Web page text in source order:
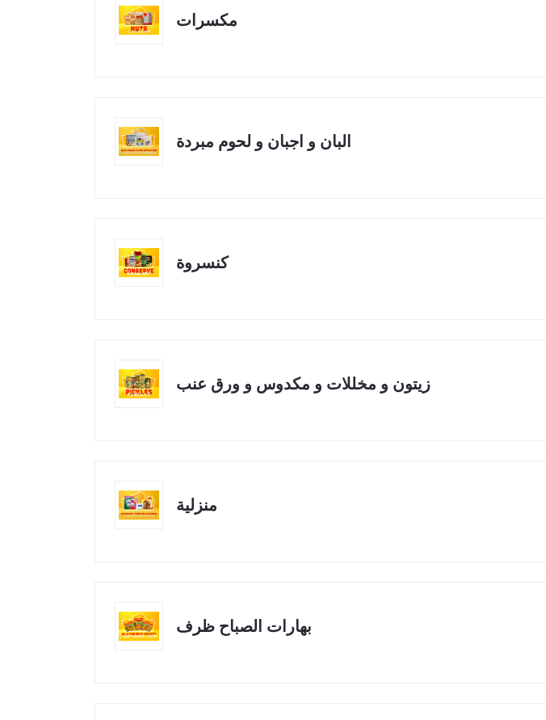
مكسرات
البان و اجبان و لحوم مبردة
كنسروة
زيتون و مخللات و مكدوس و ورق عنب
منزلية
بهارات الصباح ظرف